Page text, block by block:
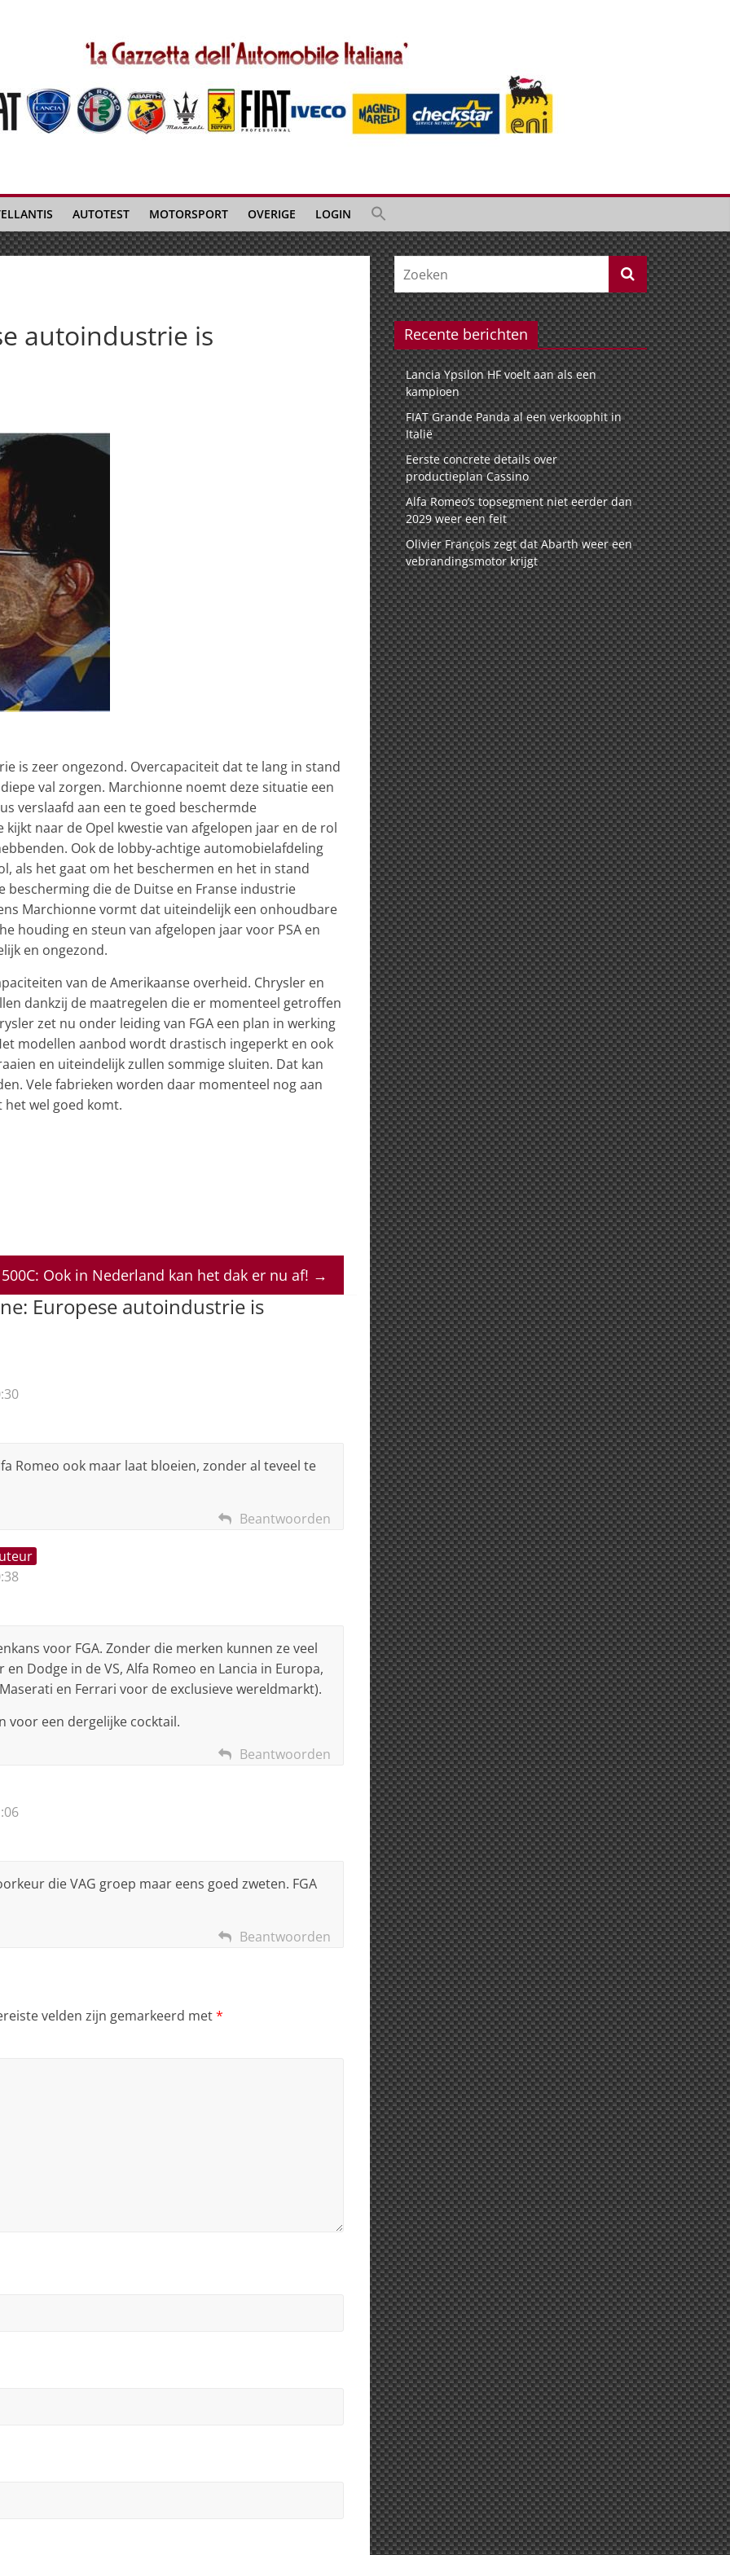
AUTOTEST MOTORSPORT OVERIGE LOGIN
autoindustrie is
is zeer ongezond. Overcapaciteit dat te lang in stand
val zorgen. Marchionne noemt deze situatie een
verslaafd aan een te goed beschermde
naar de Opel kwestie van afgelopen jaar en de rol
Ook de lobby-achtige automobielafdeling
als het gaat om het beschermen en het in stand
bescherming die de Duitse en Franse industrie
Marchionne vormt dat uiteindelijk een onhoudbare
houding en steun van afgelopen jaar voor PSA en
en ongezond.
van de Amerikaanse overheid. Chrysler en
dankzij de maatregelen die er momenteel getroffen
zet nu onder leiding van FGA een plan in werking
modellen aanbod wordt drastisch ingeperkt en ook
en uiteindelijk zullen sommige sluiten. Dat kan
Vele fabrieken worden daar momenteel nog aan
wel goed komt.
Ook in Nederland kan het dak er nu af! →
Europese autoindustrie is
Romeo ook maar laat bloeien, zonder al teveel te
Beantwoorden
voor FGA. Zonder die merken kunnen ze veel
Dodge in de VS, Alfa Romeo en Lancia in Europa,
en Ferrari voor de exclusieve wereldmarkt).
voor een dergelijke cocktail.
Beantwoorden
die VAG groep maar eens goed zweten. FGA
Beantwoorden
velden zijn gemarkeerd met*
Recente berichten
Lancia Ypsilon HF voelt aan als een
kampioen
FIAT Grande Panda al een verkoophit in
Italië
Eerste concrete details over
productieplan Cassino
Alfa Romeo’s topsegment niet eerder dan
2029 weer een feit
Olivier François zegt dat Abarth weer een
vebrandingsmotor krijgt